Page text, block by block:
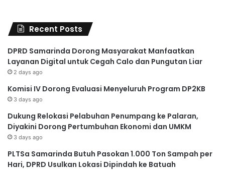
Recent Posts
DPRD Samarinda Dorong Masyarakat Manfaatkan
Layanan Digital untuk Cegah Calo dan Pungutan Liar
2 days ago
Komisi IV Dorong Evaluasi Menyeluruh Program DP2KB
3 days ago
Dukung Relokasi Pelabuhan Penumpang ke Palaran,
Diyakini Dorong Pertumbuhan Ekonomi dan UMKM
3 days ago
PLTSa Samarinda Butuh Pasokan 1.000 Ton Sampah per
Hari, DPRD Usulkan Lokasi Dipindah ke Batuah